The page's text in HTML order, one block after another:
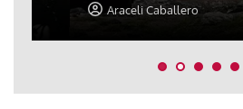
Araceli Caballero